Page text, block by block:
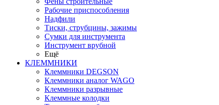
Рабочие приспособления
Надфили
Тиски, струбцины, зажимы
Сумки для инструмента
Инструмент врубной
Ещё
КЛЕММНИКИ
Клеммники DEGSON
Клеммники аналог WAGO
Клеммники разрывные
Клеммные колодки